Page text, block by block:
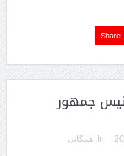
Share
جمهور
In:
همگانی